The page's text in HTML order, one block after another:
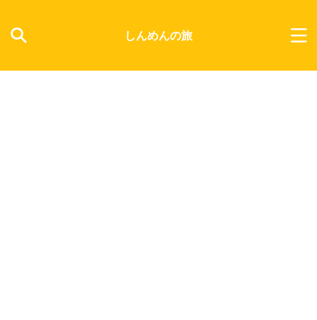
しんめんの旅